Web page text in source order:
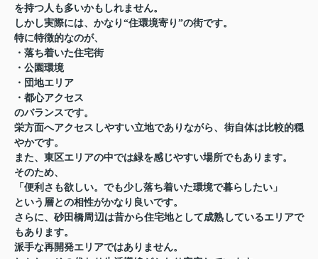
を持つ人も多いかもしれません。
しかし実際には、かなり“住環境寄り”の街です。
特に特徴的なのが、
・落ち着いた住宅街
・公園環境
・団地エリア
・都心アクセス
のバランスです。
栄方面へアクセスしやすい立地でありながら、街自体は比較的穏
やかです。
また、東区エリアの中では緑を感じやすい場所でもあります。
そのため、
「便利さも欲しい。でも少し落ち着いた環境で暮らしたい」
という層との相性がかなり良いです。
さらに、砂田橋周辺は昔から住宅地として成熟しているエリアで
もあります。
派手な再開発エリアではありません。